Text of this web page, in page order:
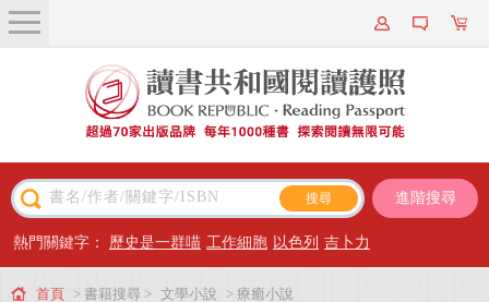
關於我們
近期新書
主題閱讀
出版專區
進階搜尋
熱門關鍵字： 歷史是一群喵 工作細胞 以色列 吉卜力
首頁 > 書籍搜尋 > 文學小說 > 療癒小說